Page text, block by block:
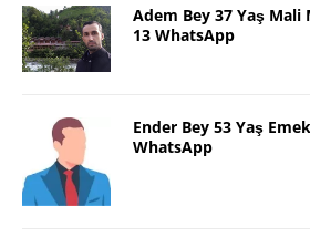
Adem Bey 37 Yaş Mali
13 WhatsApp
Ender Bey 53 Yaş
WhatsApp